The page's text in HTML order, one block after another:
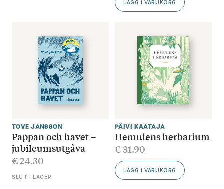
LÄGG I VARUKORG
TOVE JANSSON
Pappan och havet –
jubileumsutgåva
€24.30
SLUT I LAGER
PÄIVI KAATAJA
Hemulens herbarium
€31.90
LÄGG I VARUKORG